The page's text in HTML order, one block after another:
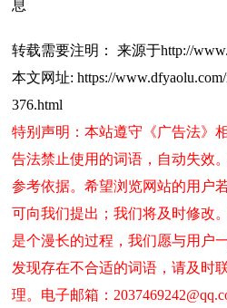
息
转载需要注明： 来源于http://
本文网址: https://
376.html
特别声明：本站遵守《广告法》
告法禁止使用的词语，自动失效
参考依据。希望浏览网站的用户
可向我们提出；我们将及时修改
是个漫长的过程，我们愿与用户
发现存在不合适的词语，请及时
理。电子邮箱：